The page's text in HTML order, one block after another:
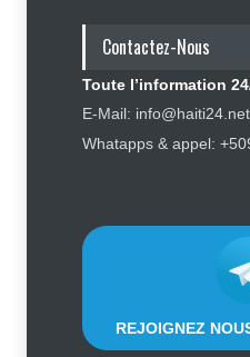
Contactez-Nous
Toute l’information
E-Mail: info@haiti24.net
Whatapps & appel:
REJOIGNEZ